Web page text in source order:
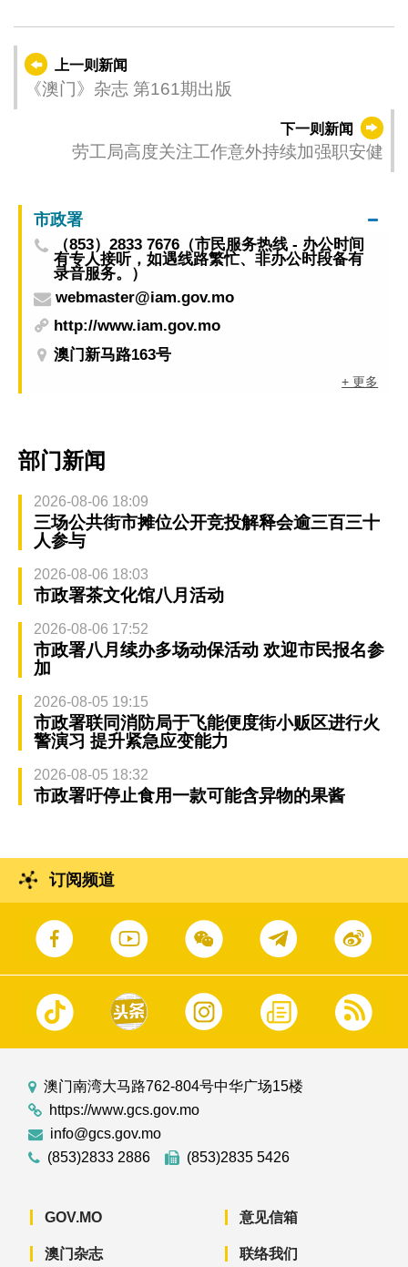
上一则新闻
《澳门》杂志 第161期出版
下一则新闻
劳工局高度关注工作意外持续加强职安健
市政署
（853）2833 7676（市民服务热线 - 办公时间
有专人接听，如遇线路繁忙、非办公时段备有
录音服务。）
webmaster@iam.gov.mo
http://www.iam.gov.mo
澳门新马路163号
+ 更多
部门新闻
2026-08-06 18:09
三场公共街市摊位公开竞投解释会逾三百三十
人参与
2026-08-06 18:03
市政署茶文化馆八月活动
2026-08-06 17:52
市政署八月续办多场动保活动 欢迎市民报名参
加
2026-08-05 19:15
市政署联同消防局于飞能便度街小贩区进行火
警演习 提升紧急应变能力
2026-08-05 18:32
市政署吁停止食用一款可能含异物的果酱
订阅频道
澳门南湾大马路762-804号中华广场15楼
https://www.gcs.gov.mo
info@gcs.gov.mo
(853)2833 2886
(853)2835 5426
GOV.MO
澳门杂志
意见信箱
联络我们